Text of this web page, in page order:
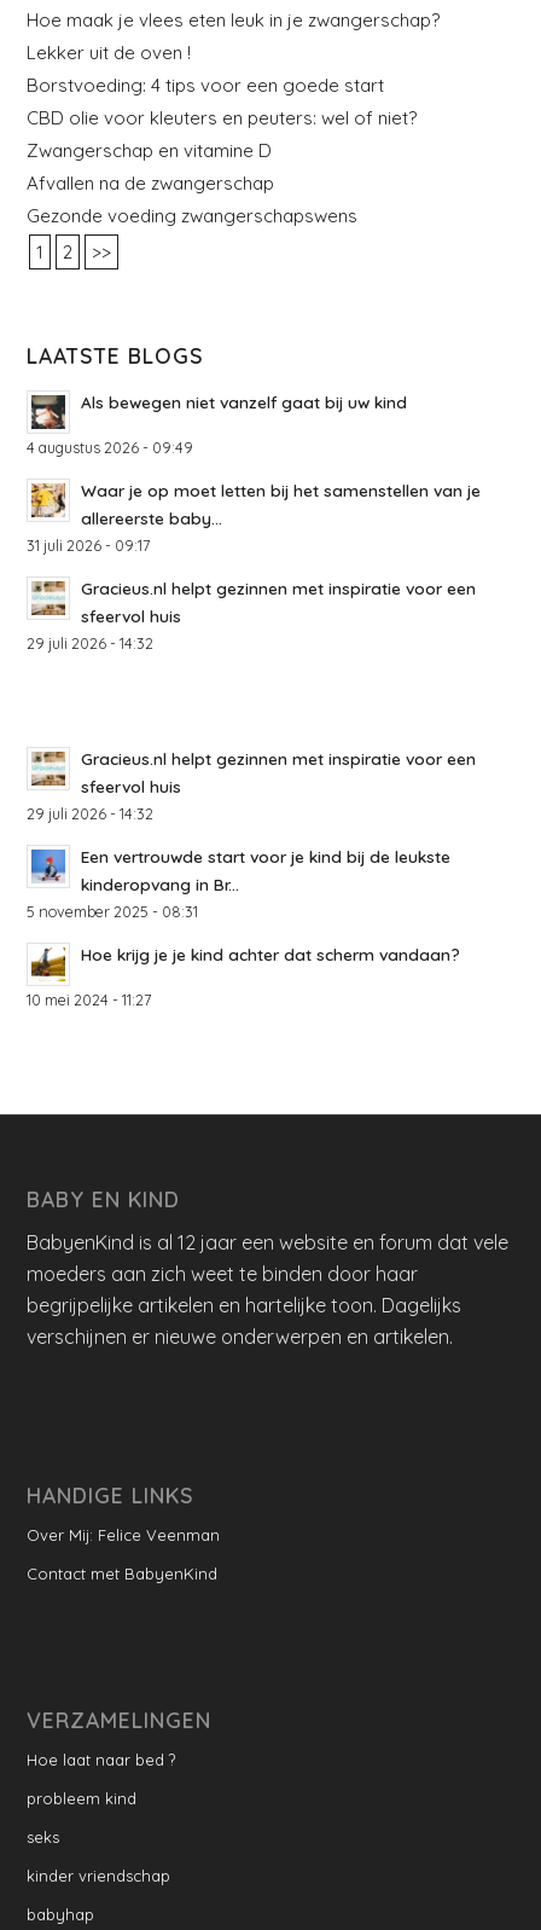
Hoe maak je vlees eten leuk in je zwangerschap?
Lekker uit de oven !
Borstvoeding: 4 tips voor een goede start
CBD olie voor kleuters en peuters: wel of niet?
Zwangerschap en vitamine D
Afvallen na de zwangerschap
Gezonde voeding zwangerschapswens
1
2 >>
LAATSTE BLOGS
Als bewegen niet vanzelf gaat bij uw kind
4 augustus 2026 - 09:49
Waar je op moet letten bij het samenstellen van je
allereerste baby...
31 juli 2026 - 09:17
Gracieus.nl helpt gezinnen met inspiratie voor een
sfeervol huis
29 juli 2026 - 14:32
Gracieus.nl helpt gezinnen met inspiratie voor een
sfeervol huis
29 juli 2026 - 14:32
Een vertrouwde start voor je kind bij de leukste
kinderopvang in Br...
5 november 2025 - 08:31
Hoe krijg je je kind achter dat scherm vandaan?
10 mei 2024 - 11:27
BABY EN KIND
BabyenKind is al 12 jaar een website en forum dat vele
moeders aan zich weet te binden door haar
begrijpelijke artikelen en hartelijke toon. Dagelijks
verschijnen er nieuwe onderwerpen en artikelen.
HANDIGE LINKS
Over Mij: Felice Veenman
Contact met BabyenKind
VERZAMELINGEN
Hoe laat naar bed ?
probleem kind
seks
kinder vriendschap
babyhap